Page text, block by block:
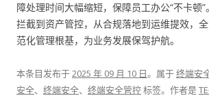
障处理时间大幅缩短，保障员工办公“不卡顿
拦截到资产管控，从合规落地到运维提效，
范化管理根基，为业务发展保驾护航。
本条目发布于2025 年 09 月 10 日。属于终端安
安全、 终端安全、 终端安全管控标签。 作者是